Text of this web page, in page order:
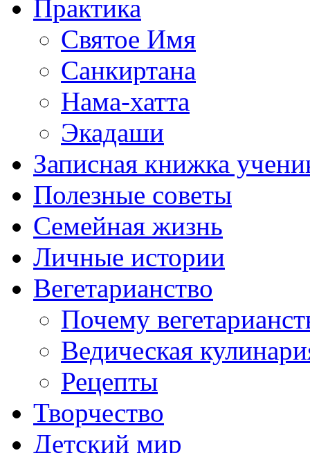
Практика
Святое Имя
Санкиртана
Нама-хатта
Экадаши
Записная книжка
Полезные советы
Семейная жизнь
Личные истории
Вегетарианство
Почему
Ведическая
Рецепты
Творчество
Детский мир